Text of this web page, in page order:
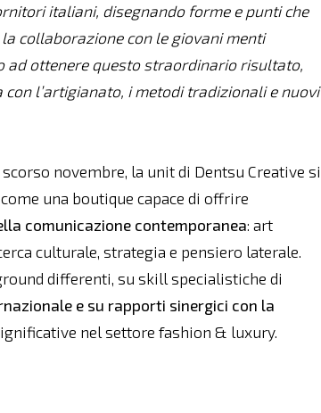
italiani, disegnando forme e punti che
la collaborazione con le giovani menti
ad ottenere questo straordinario risultato,
l’artigianato, i metodi tradizionali e nuovi
novembre, la unit di Dentsu Creative si
una boutique capace di offrire
comunicazione contemporanea: art
culturale, strategia e pensiero laterale.
differenti, su skill specialistiche di
e su rapporti sinergici con la
nel settore fashion & luxury.